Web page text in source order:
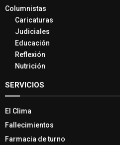
Columnistas
Caricaturas
Judiciales
Educación
Reflexión
Nutrición
SERVICIOS
El Clima
Fallecimientos
Farmacia de turno